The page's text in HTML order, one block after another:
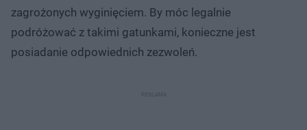
zagrożonych wyginięciem. By móc legalnie
podróżować z takimi gatunkami, konieczne jest
posiadanie odpowiednich zezwoleń.